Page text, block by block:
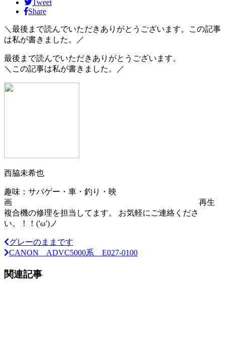
Tweet
Share
＼最後まで読んでいただきありがとうございます。この記事
は私が書きました。／
最後まで読んでいただきありがとうございます。
＼この記事は私が書きました。／
西脇未希也
趣味：サバゲー・車・釣り・映
画 再生
複合機の修理を担当してます。 お気軽にご連絡くださ
い。！！('ω')ノ
グレーのままです
CANON ADVC5000系 E027-0100
関連記事